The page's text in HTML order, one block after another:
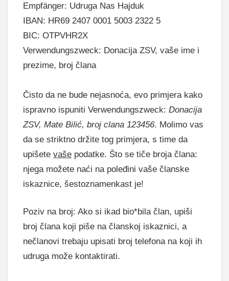
Empfänger: Udruga Nas Hajduk
IBAN: HR69 2407 0001 5003 2322 5
BIC: OTPVHR2X
Verwendungszweck: Donacija ZSV, vaše ime i
prezime, broj člana
Čisto da ne bude nejasnoća, evo primjera kako
ispravno ispuniti Verwendungszweck: Donacija
ZSV, Mate Bilić, broj clana 123456. Molimo vas
da se striktno držite tog primjera, s time da
upišete vaše podatke. Što se tiče broja člana:
njega možete naći na poleđini vaše članske
iskaznice, šestoznamenkast je!
Poziv na broj: Ako si ikad bio*bila član, upiši
broj člana koji piše na članskoj iskaznici, a
nečlanovi trebaju upisati broj telefona na koji ih
udruga može kontaktirati.